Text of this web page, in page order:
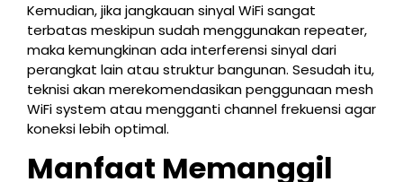
Kemudian, jika jangkauan sinyal WiFi sangat
terbatas meskipun sudah menggunakan repeater,
maka kemungkinan ada interferensi sinyal dari
perangkat lain atau struktur bangunan. Sesudah itu,
teknisi akan merekomendasikan penggunaan mesh
WiFi system atau mengganti channel frekuensi agar
koneksi lebih optimal.
Manfaat Memanggil